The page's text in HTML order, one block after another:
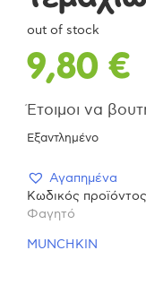
out of stock
9,80 €
Έτοιμοι να
Εξαντλημένο
Αγαπημένα
Κωδικός
Φαγητό
MUNCHKIN